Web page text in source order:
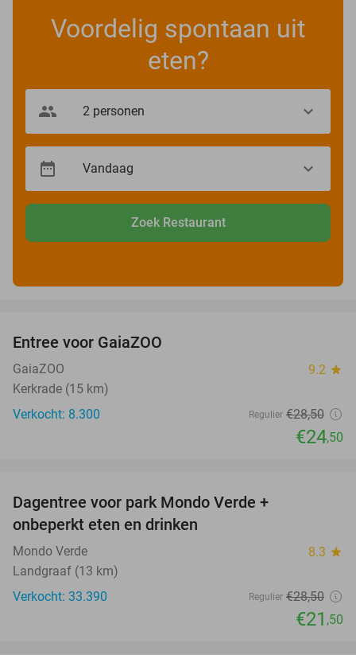
Voordelig spontaan uit
eten?
Zoek Restaurant
Entree voor GaiaZOO
GaiaZOO 9.2 star
Kerkrade (15 km)
Verkocht: 8.300
Regulier €28,50
€24,50
Dagentree voor park Mondo Verde +
onbeperkt eten en drinken
Mondo Verde 8.3 star
Landgraaf (13 km)
Verkocht: 33.390
Regulier €28,50
€21 ,50